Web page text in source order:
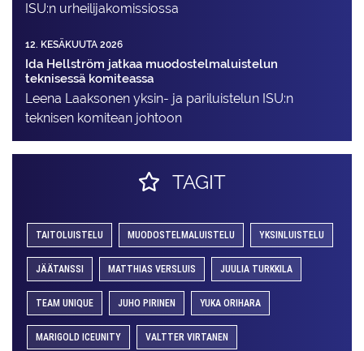
ISU:n urheilija­komissiossa
12. KESÄKUUTA 2026
Ida Hellström jatkaa muodostelmaluistelun
teknisessä komiteassa
Leena Laaksonen yksin- ja pariluistelun ISU:n
teknisen komitean johtoon
TAGIT
TAITOLUISTELU MUODOSTELMALUISTELU YKSINLUISTELU
JÄÄTANSSI MATTHIAS VERSLUIS JUULIA TURKKILA
TEAM UNIQUE JUHO PIRINEN YUKA ORIHARA
MARIGOLD ICEUNITY VALTTER VIRTANEN